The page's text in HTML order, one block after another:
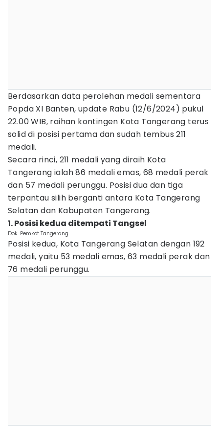
Berdasarkan data perolehan medali sementara
Popda XI Banten, update Rabu (12/6/2024) pukul
22.00 WIB, raihan kontingen Kota Tangerang terus
solid di posisi pertama dan sudah tembus 211
medali.
Secara rinci, 211 medali yang diraih Kota
Tangerang ialah 86 medali emas, 68 medali perak
dan 57 medali perunggu. Posisi dua dan tiga
terpantau silih berganti antara Kota Tangerang
Selatan dan Kabupaten Tangerang.
1. Posisi kedua ditempati Tangsel
Dok. Pemkot Tangerang
Posisi kedua, Kota Tangerang Selatan dengan 192
medali, yaitu 53 medali emas, 63 medali perak dan
76 medali perunggu.